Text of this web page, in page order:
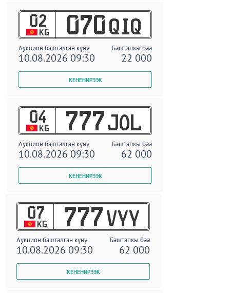
02
KG 070 QIQ
Аукцион башталган күнү Баштапкы баа
10.08.2026 09:30 22 000
04
KG 777 JOL
Аукцион башталган күнү Баштапкы баа
10.08.2026 09:30 62 000
07
KG 777 VYY
Аукцион башталган күнү Баштапкы баа
10.08.2026 09:30 62 000